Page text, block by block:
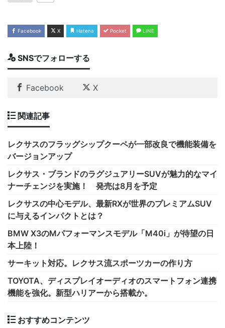
Facebook X Hatena Pocket LINE
SNSでフォローする
Facebook X
関連記事
レクサスのフラッグシップクーペが一部改良で機能装備を
バージョンアップ
レクサス・ブランドのラグジュアリーSUVが魅力的なマイ
ナーチェンジを実施！ 発売は8月を予定
レクサスの中心モデル、最新RXが世界のプレミアムSUV
に与えるインパクトとは？
BMW X3のMパフォーマンスモデル「M40i」が待望の日
本上陸！
サーキット対応。レクサス流スポーツカーの作り方
TOYOTA、ディスプレイオーディオのスマートフォン連携
機能を強化。新型ハリアーから搭載か。
おすすめコンテンツ